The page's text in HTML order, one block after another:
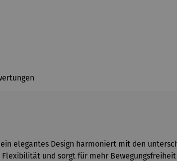
elegantes Design harmoniert mit den
und sorgt für mehr